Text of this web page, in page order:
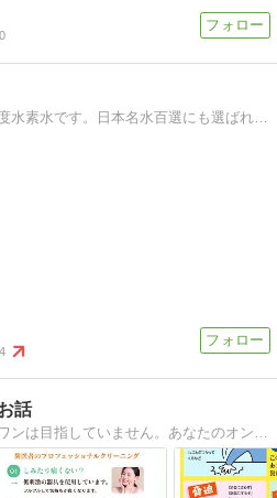
まれにみる美味しい高濃度水素水です。日本名水百選にも選ばれた熊本県菊池の天然水を使用した高濃度水素水のﾌﾞﾛｸﾞです
話